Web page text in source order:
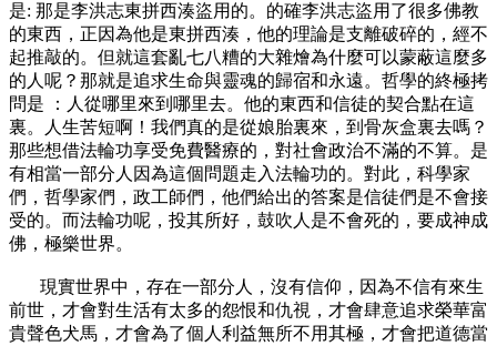
是: 那是李洪志東拼西湊盜用的。的確李洪志盜用了很多佛教
的東西，正因為他是東拼西湊，他的理論是支離破碎的，經不
起推敲的。但就這套亂七八糟的大雜燴為什麼可以蒙蔽這麼多
的人呢？那就是追求生命與靈魂的歸宿和永遠。哲學的終極拷
問是 ：人從哪里來到哪里去。他的東西和信徒的契合點在這
裏。人生苦短啊！我們真的是從娘胎裏來，到骨灰盒裏去嗎？
那些想借法輪功享受免費醫療的，對社會政治不滿的不算。是
有相當一部分人因為這個問題走入法輪功的。對此，科學家
們，哲學家們，政工師們，他們給出的答案是信徒們是不會接
受的。而法輪功呢，投其所好，鼓吹人是不會死的，要成神成
佛，極樂世界。
現實世界中，存在一部分人，沒有信仰，因為不信有來生
前世，才會對生活有太多的怨恨和仇視，才會肆意追求榮華富
貴聲色犬馬，才會為了個人利益無所不用其極，才會把道德當